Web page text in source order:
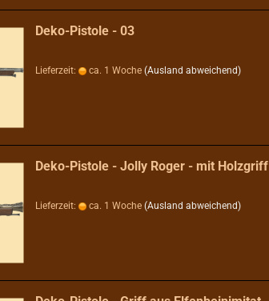
Deko-Pistole - 03
Lieferzeit: ca. 1 Woche (Ausland abweichend)
Deko-Pistole - Jolly Roger - mit Holzgriff
Lieferzeit: ca. 1 Woche (Ausland abweichend)